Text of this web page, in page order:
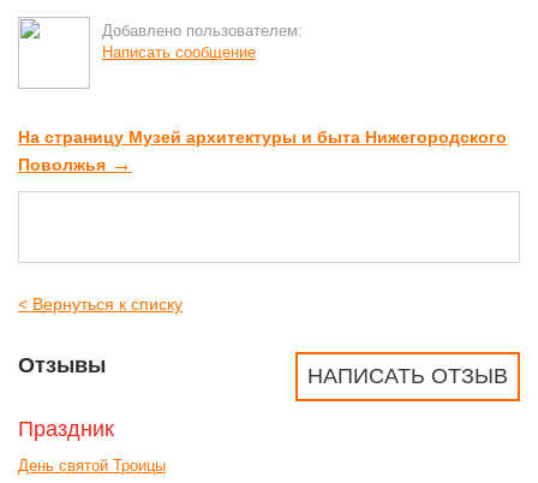
Добавлено пользователем:
Написать сообщение
На страницу Музей архитектуры и быта Нижегородского
Поволжья →
< Вернуться к списку
НАПИСАТЬ ОТЗЫВ
Отзывы
Праздник
День святой Троицы